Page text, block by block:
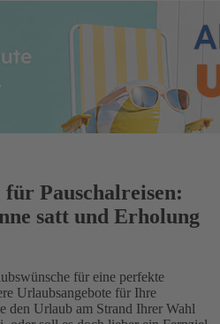
für Pauschalreisen:
satt und Erholung
für eine perfekte
Urlaubsangebote für Ihre
den Urlaub am Strand Ihrer Wahl